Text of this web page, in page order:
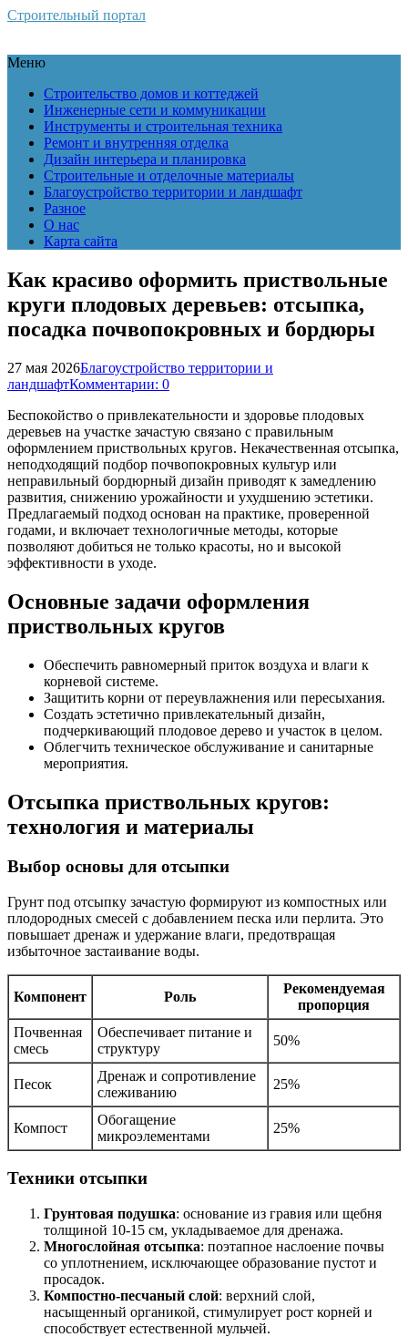
Строительный портал
Меню
Строительство домов и коттеджей
Инженерные сети и коммуникации
Инструменты и строительная техника
Ремонт и внутренняя отделка
Дизайн интерьера и планировка
Строительные и отделочные материалы
Благоустройство территории и ландшафт
Разное
О нас
Карта сайта
Как красиво оформить приствольные
круги плодовых деревьев: отсыпка,
посадка почвопокровных и бордюры
27 мая 2026Благоустройство территории и
ландшафтКомментарии: 0
Беспокойство о привлекательности и здоровье плодовых
деревьев на участке зачастую связано с правильным
оформлением приствольных кругов. Некачественная отсыпка,
неподходящий подбор почвопокровных культур или
неправильный бордюрный дизайн приводят к замедлению
развития, снижению урожайности и ухудшению эстетики.
Предлагаемый подход основан на практике, проверенной
годами, и включает технологичные методы, которые
позволяют добиться не только красоты, но и высокой
эффективности в уходе.
Основные задачи оформления
приствольных кругов
Обеспечить равномерный приток воздуха и влаги к
корневой системе.
Защитить корни от переувлажнения или пересыхания.
Создать эстетично привлекательный дизайн,
подчеркивающий плодовое дерево и участок в целом.
Облегчить техническое обслуживание и санитарные
мероприятия.
Отсыпка приствольных кругов:
технология и материалы
Выбор основы для отсыпки
Грунт под отсыпку зачастую формируют из компостных или
плодородных смесей с добавлением песка или перлита. Это
повышает дренаж и удержание влаги, предотвращая
избыточное застаивание воды.
Компонент Роль
Рекомендуемая
пропорция
Почвенная
смесь
Обеспечивает питание и
структуру
50%
Песок
Дренаж и сопротивление
слеживанию
25%
Компост
Обогащение
микроэлементами
25%
Техники отсыпки
Грунтовая подушка: основание из гравия или щебня
толщиной 10-15 см, укладываемое для дренажа.
Многослойная отсыпка: поэтапное наслоение почвы
со уплотнением, исключающее образование пустот и
просадок.
Компостно-песчаный слой: верхний слой,
насыщенный органикой, стимулирует рост корней и
способствует естественной мульчей.